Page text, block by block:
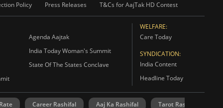
Policy Press Releases T&Cs for AajTak HD Contest
Agenda Aajtak
India Today Woman's Summit
State Of The States Conclave
WELFARE:
Care Today
SYNDICATION:
India Content
Headline Today
Career Rashifal Aaj Ka Rashifal Tarot Rashifal